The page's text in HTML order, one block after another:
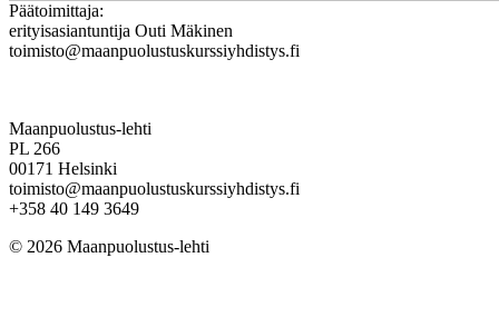
Päätoimittaja:
erityisasiantuntija Outi Mäkinen
toimisto@maanpuolustuskurssiyhdistys.fi
Maanpuolustus-lehti
PL 266
00171 Helsinki
toimisto@maanpuolustuskurssiyhdistys.fi
+358 40 149 3649
© 2026 Maanpuolustus-lehti